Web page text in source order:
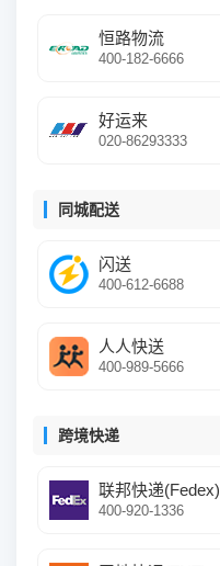
恒路物流
400-182-6666
好运来
020-86293333
同城配送
闪送
400-612-6688
人人快送
400-989-5666
跨境快递
联邦快递(Fedex)
400-920-1336